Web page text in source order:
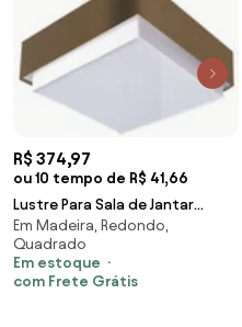
R$ 374,97
ou 10 tempo de R$ 41,66
Lustre Para Sala de Jantar
Vivare Md-4402 Cúpula em
Tecido 40x40cm
Em Madeira, Redondo,
Quadrado
Em estoque
com Frete Grátis